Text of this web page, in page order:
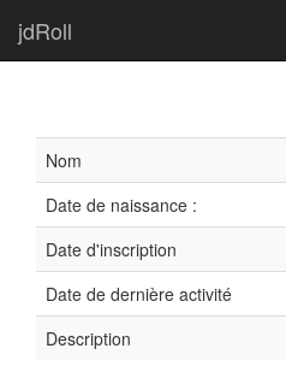
jdRoll
Nom
Date de naissance :
Date d'inscription
Date de dernière activité
Description